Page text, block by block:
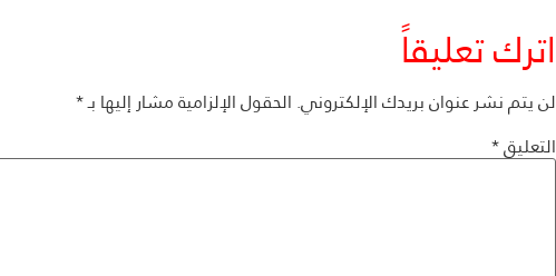
اترك تعليقاً
لن يتم نشر عنوان بريدك الإلكتروني.الحقول الإلزامية مشار إليها بـ*
التعليق*